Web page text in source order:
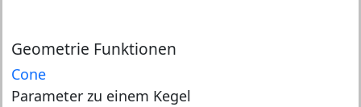
Geometrie Funktionen
Cone
Parameter zu einem Kegel